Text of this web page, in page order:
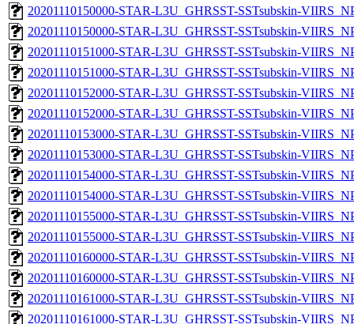
20201110150000-STAR-L3U_GHRSST-SSTsubskin-
20201110150000-STAR-L3U_GHRSST-SSTsubskin-
20201110151000-STAR-L3U_GHRSST-SSTsubskin-
20201110151000-STAR-L3U_GHRSST-SSTsubskin-
20201110152000-STAR-L3U_GHRSST-SSTsubskin-
20201110152000-STAR-L3U_GHRSST-SSTsubskin-
20201110153000-STAR-L3U_GHRSST-SSTsubskin-
20201110153000-STAR-L3U_GHRSST-SSTsubskin-
20201110154000-STAR-L3U_GHRSST-SSTsubskin-
20201110154000-STAR-L3U_GHRSST-SSTsubskin-
20201110155000-STAR-L3U_GHRSST-SSTsubskin-
20201110155000-STAR-L3U_GHRSST-SSTsubskin-
20201110160000-STAR-L3U_GHRSST-SSTsubskin-
20201110160000-STAR-L3U_GHRSST-SSTsubskin-
20201110161000-STAR-L3U_GHRSST-SSTsubskin-
20201110161000-STAR-L3U_GHRSST-SSTsubskin-